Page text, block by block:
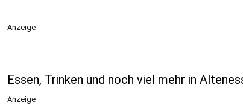
Anzeige
Essen, Trinken und noch viel mehr in
Anzeige